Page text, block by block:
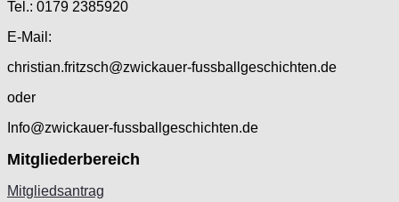
Tel.: 0179 2385920
E-Mail:
christian.fritzsch@zwickauer-fussballgeschichten.de
oder
Info@zwickauer-fussballgeschichten.de
Mitgliederbereich
Mitgliedsantrag